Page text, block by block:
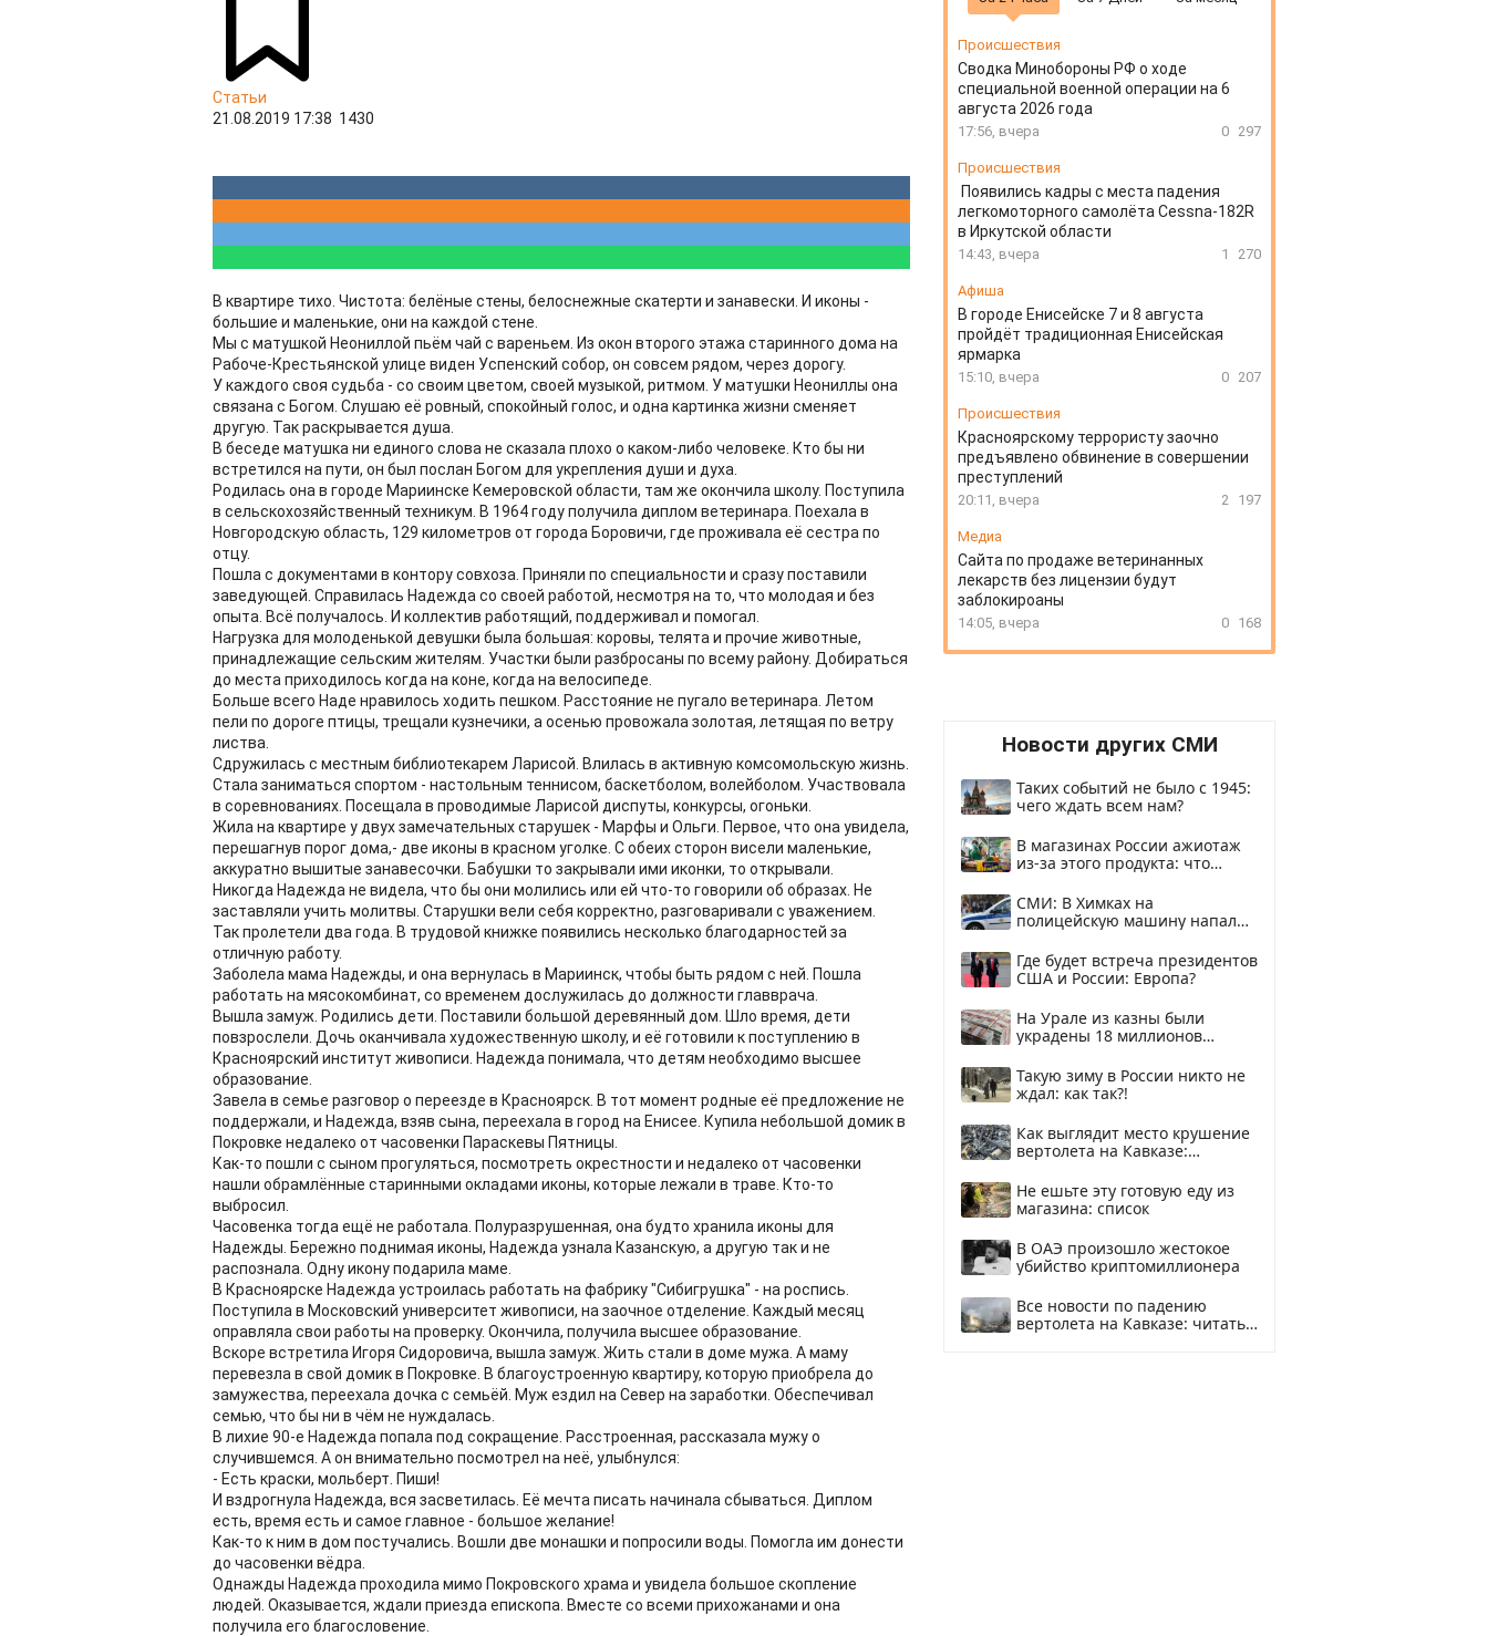
Статьи
21.08.2019 17:38 1430
В квартире тихо. Чистота: белёные стены, белоснежные скатерти и занавески. И иконы -
большие и маленькие, они на каждой стене.
Мы с матушкой Неониллой пьём чай с вареньем. Из окон второго этажа старинного дома на
Рабоче-Крестьянской улице виден Успенский собор, он совсем рядом, через дорогу.
У каждого своя судьба - со своим цветом, своей музыкой, ритмом. У матушки Неониллы она
связана с Богом. Слушаю её ровный, спокойный голос, и одна картинка жизни сменяет
другую. Так раскрывается душа.
В беседе матушка ни единого слова не сказала плохо о каком-либо человеке. Кто бы ни
встретился на пути, он был послан Богом для укрепления души и духа.
Родилась она в городе Мариинске Кемеровской области, там же окончила школу. Поступила
в сельскохозяйственный техникум. В 1964 году получила диплом ветеринара. Поехала в
Новгородскую область, 129 километров от города Боровичи, где проживала её сестра по
отцу.
Пошла с документами в контору совхоза. Приняли по специальности и сразу поставили
заведующей. Справилась Надежда со своей работой, несмотря на то, что молодая и без
опыта. Всё получалось. И коллектив работящий, поддерживал и помогал.
Нагрузка для молоденькой девушки была большая: коровы, телята и прочие животные,
принадлежащие сельским жителям. Участки были разбросаны по всему району. Добираться
до места приходилось когда на коне, когда на велосипеде.
Больше всего Наде нравилось ходить пешком. Расстояние не пугало ветеринара. Летом
пели по дороге птицы, трещали кузнечики, а осенью провожала золотая, летящая по ветру
листва.
Сдружилась с местным библиотекарем Ларисой. Влилась в активную комсомольскую жизнь.
Стала заниматься спортом - настольным теннисом, баскетболом, волейболом. Участвовала
в соревнованиях. Посещала в проводимые Ларисой диспуты, конкурсы, огоньки.
Жила на квартире у двух замечательных старушек - Марфы и Ольги. Первое, что она увидела,
перешагнув порог дома,- две иконы в красном уголке. С обеих сторон висели маленькие,
аккуратно вышитые занавесочки. Бабушки то закрывали ими иконки, то открывали.
Никогда Надежда не видела, что бы они молились или ей что-то говорили об образах. Не
заставляли учить молитвы. Старушки вели себя корректно, разговаривали с уважением.
Так пролетели два года. В трудовой книжке появились несколько благодарностей за
отличную работу.
Заболела мама Надежды, и она вернулась в Мариинск, чтобы быть рядом с ней. Пошла
работать на мясокомбинат, со временем дослужилась до должности главврача.
Вышла замуж. Родились дети. Поставили большой деревянный дом. Шло время, дети
повзрослели. Дочь оканчивала художественную школу, и её готовили к поступлению в
Красноярский институт живописи. Надежда понимала, что детям необходимо высшее
образование.
Завела в семье разговор о переезде в Красноярск. В тот момент родные её предложение не
поддержали, и Надежда, взяв сына, переехала в город на Енисее. Купила небольшой домик в
Покровке недалеко от часовенки Параскевы Пятницы.
Как-то пошли с сыном прогуляться, посмотреть окрестности и недалеко от часовенки
нашли обрамлённые старинными окладами иконы, которые лежали в траве. Кто-то
выбросил.
Часовенка тогда ещё не работала. Полуразрушенная, она будто хранила иконы для
Надежды. Бережно поднимая иконы, Надежда узнала Казанскую, а другую так и не
распознала. Одну икону подарила маме.
В Красноярске Надежда устроилась работать на фабрику "Сибигрушка" - на роспись.
Поступила в Московский университет живописи, на заочное отделение. Каждый месяц
оправляла свои работы на проверку. Окончила, получила высшее образование.
Вскоре встретила Игоря Сидоровича, вышла замуж. Жить стали в доме мужа. А маму
перевезла в свой домик в Покровке. В благоустроенную квартиру, которую приобрела до
замужества, переехала дочка с семьёй. Муж ездил на Север на заработки. Обеспечивал
семью, что бы ни в чём не нуждалась.
В лихие 90-е Надежда попала под сокращение. Расстроенная, рассказала мужу о
случившемся. А он внимательно посмотрел на неё, улыбнулся:
- Есть краски, мольберт. Пиши!
И вздрогнула Надежда, вся засветилась. Её мечта писать начинала сбываться. Диплом
есть, время есть и самое главное - большое желание!
Как-то к ним в дом постучались. Вошли две монашки и попросили воды. Помогла им донести
до часовенки вёдра.
Однажды Надежда проходила мимо Покровского храма и увидела большое скопление
людей. Оказывается, ждали приезда епископа. Вместе со всеми прихожанами и она
получила его благословение.
Происшествия
Сводка Минобороны РФ о ходе
специальной военной операции на 6
августа 2026 года
17:56, вчера 0 297
Происшествия
Появились кадры с места падения
легкомоторного самолёта Cessna-182R
в Иркутской области
14:43, вчера 1 270
Афиша
В городе Енисейске 7 и 8 августа
пройдёт традиционная Енисейская
ярмарка
15:10, вчера 0 207
Происшествия
Красноярскому террористу заочно
предъявлено обвинение в совершении
преступлений
20:11, вчера 2 197
Медиа
Сайта по продаже ветеринанных
лекарств без лицензии будут
заблокироаны
14:05, вчера 0 168
Новости других СМИ
Таких событий не было с 1945:
чего ждать всем нам?
В магазинах России ажиотаж
из-за этого продукта: что
СМИ: В Химках на
полицейскую машину напали
Где будет встреча президентов
США и России: Европа?
На Урале из казны были
украдены 18 миллионов
Такую зиму в России никто не
ждал: как так?!
Как выглядит место крушение
вертолета на Кавказе:
Не ешьте эту готовую еду из
магазина: список
В ОАЭ произошло жестокое
убийство криптомиллионера
Все новости по падению
вертолета на Кавказе: читать